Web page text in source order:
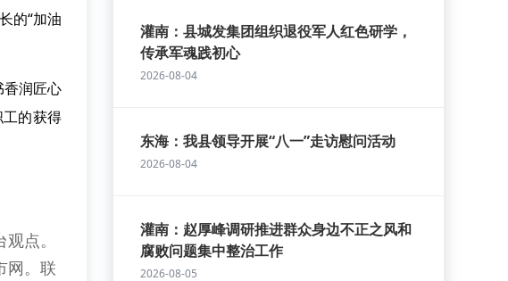
的“加油
香润匠心
的获得
点。
网。联
灌南：县城发集团组织退役军人红色研学，
传承军魂践初心
2026-08-04
东海：我县领导开展“八一”走访慰问活动
2026-08-04
灌南：赵厚峰调研推进群众身边不正之风和
腐败问题集中整治工作
2026-08-05